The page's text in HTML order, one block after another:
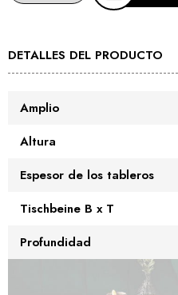
DETALLES DEL PRODUCTO
Amplio
Altura
Espesor de los tableros
Tischbeine B x T
Profundidad